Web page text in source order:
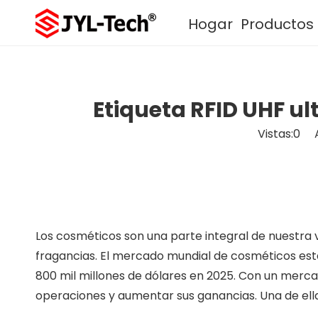
Hogar Productos
Etiqueta RFID UHF
Vistas:0
Los cosméticos son una parte integral de
fragancias. El mercado mundial de cosméticos
800 mil millones de dólares en 2025. Con un
operaciones y aumentar sus ganancias. Una de